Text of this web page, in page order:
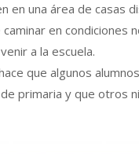
en una área de casas
en condiciones
a la escuela.
que algunos
primaria y que otros